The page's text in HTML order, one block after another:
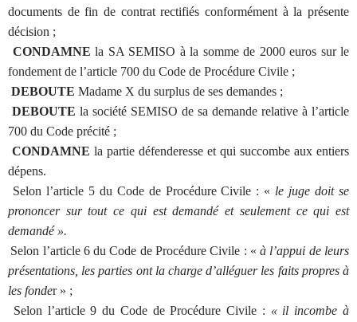
documents de fin de contrat rectifiés conformément à la présente
décision ;
CONDAMNE la SA SEMISO à la somme de 2000 euros sur le
fondement de l’article 700 du Code de Procédure Civile ;
DEBOUTE Madame X du surplus de ses demandes ;
DEBOUTE la société SEMISO de sa demande relative à l’article
700 du Code précité ;
CONDAMNE la partie défenderesse et qui succombe aux entiers
dépens.
Selon l’article 5 du Code de Procédure Civile : « le juge doit se
prononcer sur tout ce qui est demandé et seulement ce qui est
demandé ».
Selon l’article 6 du Code de Procédure Civile : «à l’appui de leurs
présentations, les parties ont la charge d’alléguer les faits propres à
les fonder » ;
Selon l’article 9 du Code de Procédure Civile : « il incombe à